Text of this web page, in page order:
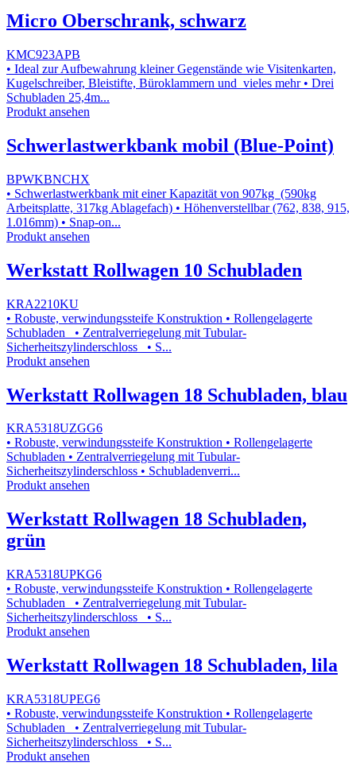
Micro Oberschrank, schwarz
KMC923APB
• Ideal zur Aufbewahrung kleiner Gegenstände wie Visitenkarten,
Kugelschreiber, Bleistifte, Büroklammern und vieles mehr • Drei
Schubladen 25,4m...
Produkt ansehen
Schwerlastwerkbank mobil (Blue-Point)
BPWKBNCHX
• Schwerlastwerkbank mit einer Kapazität von 907kg (590kg
Arbeitsplatte, 317kg Ablagefach) • Höhenverstellbar (762, 838, 915,
1.016mm) • Snap-on...
Produkt ansehen
Werkstatt Rollwagen 10 Schubladen
KRA2210KU
• Robuste, verwindungssteife Konstruktion • Rollengelagerte
Schubladen • Zentralverriegelung mit Tubular-
Sicherheitszylinderschloss • S...
Produkt ansehen
Werkstatt Rollwagen 18 Schubladen, blau
KRA5318UZGG6
• Robuste, verwindungssteife Konstruktion • Rollengelagerte
Schubladen • Zentralverriegelung mit Tubular-
Sicherheitszylinderschloss • Schubladenverri...
Produkt ansehen
Werkstatt Rollwagen 18 Schubladen,
grün
KRA5318UPKG6
• Robuste, verwindungssteife Konstruktion • Rollengelagerte
Schubladen • Zentralverriegelung mit Tubular-
Sicherheitszylinderschloss • S...
Produkt ansehen
Werkstatt Rollwagen 18 Schubladen, lila
KRA5318UPEG6
• Robuste, verwindungssteife Konstruktion • Rollengelagerte
Schubladen • Zentralverriegelung mit Tubular-
Sicherheitszylinderschloss • S...
Produkt ansehen